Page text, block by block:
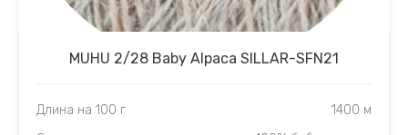
MUHU 2/28 Baby Alpaca SILLAR-SFN21
Длина на 100 г
1400 м